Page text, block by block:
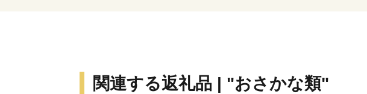
関連する返礼品 | "おさかな類"